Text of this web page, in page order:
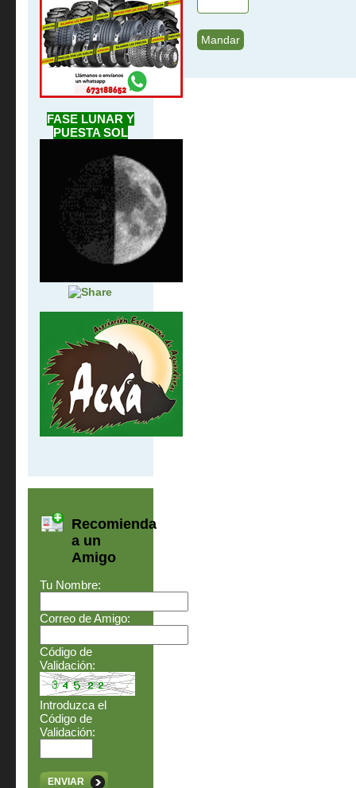
FASE LUNAR Y
PUESTA SOL
Recomienda
a un
Amigo
Tu Nombre:
Correo de Amigo:
Código de
Validación:
Introduzca el
Código de
Validación:
ENVIAR